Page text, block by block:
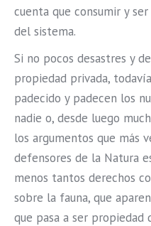
cuenta que consumir y
del sistema.
Si no pocos desastres y
propiedad privada,
padecido y padecen los
nadie o, desde luego
los argumentos que más
defensores de la Natura
menos tantos derechos
sobre la fauna, que
que pasa a ser propiedad